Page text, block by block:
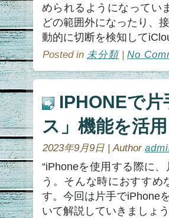
められるようになってい
どの範囲外になったり、
動的に切断を検知して
Posted in 未分類| No
IPHONEで
ス」機能を活用
2023年9月9日 | Author
“iPhoneを使用する際に
う。そんな時におすす
す。今回は片手でiPhone
いて解説していきましょう